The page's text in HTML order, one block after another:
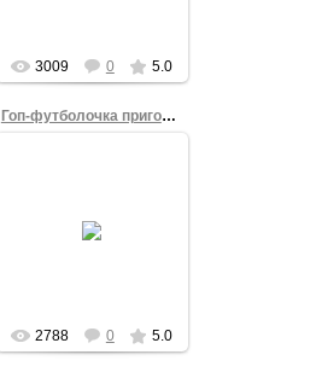
3009
0 5.0
Гоп-футболочка пригодилась сходить на выборы
2010 года на
2788
0 5.0